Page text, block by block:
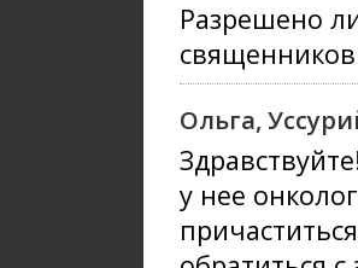
Разрешено
Ольга,
у нее